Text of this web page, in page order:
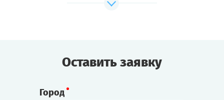
Пассажиры наслаждаются северным
находят мёртвым!
Оставить заявку
Город